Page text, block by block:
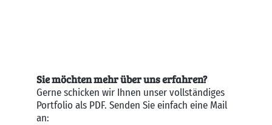
Sie möchten mehr über uns erfahren?
Gerne schicken wir Ihnen unser vollständiges
Portfolio als PDF. Senden Sie einfach eine Mail
an: